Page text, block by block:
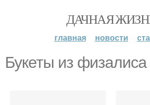
ДАЧНАЯ
главная новости
Букеты из физалиса